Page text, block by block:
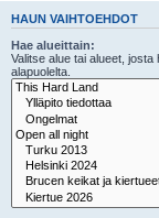
HAUN VAIHTOEHDOT
Hae alueittain:
Valitse alue tai alueet,
alapuolelta.